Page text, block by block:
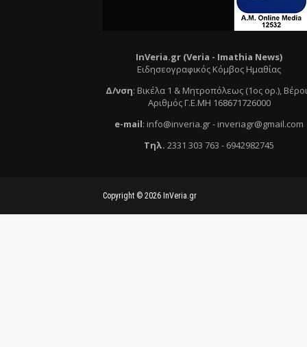
InVeria.gr (Veria - Ιmathia News)
Ειδησεογραφικός Κόμβος Ημαθίας
Δ/νση: Βικέλα 1 & Μητροπόλεως (1ος ορ.),
Αριθμός Γ.Ε.ΜΗ 168671726000
e-mail: info@inveria.gr- inveriagr@gmail.com
Τηλ. 2331 303 763 - 6942982745
Copyright © 2026 InVeria.gr